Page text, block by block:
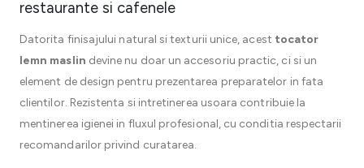
restaurante si cafenele
Datorita finisajului natural si texturii unice, acest tocator
lemn maslin devine nu doar un accesoriu practic, ci si un
element de design pentru prezentarea preparatelor in fata
clientilor. Rezistenta si intretinerea usoara contribuie la
mentinerea igienei in fluxul profesional, cu conditia respectarii
recomandarilor privind curatarea.